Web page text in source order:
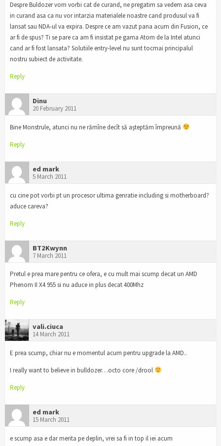
Despre Buldozer vom vorbi cat de curand, ne pregatim sa vedem asa ceva
in curand asa ca nu vor intarzia materialele noastre cand produsul va fi
lansat sau NDA-ul va expira. Despre ce am vazut pana acum din Fusion, ce
ar fi de spus? Ti se pare ca am fi insistat pe gama Atom de la Intel atunci
cand ar fi fost lansata? Solutiile entry-level nu sunt tocmai principalul
nostru subiect de activitate.
Reply
Dinu
20 February 2011
Bine Monstrule, atunci nu ne rămîne decît să aşteptăm împreună
Reply
ed mark
5 March 2011
cu cine pot vorbi pt un procesor ultima genratie including si motherboard?
aduce careva?
Reply
BT2Kwynn
7 March 2011
Pretul e prea mare pentru ce ofera, e cu mult mai scump decat un AMD
Phenom II X4 955 si nu aduce in plus decat 400Mhz
Reply
vali.ciuca
14 March 2011
E prea scump, chiar nu e momentul acum pentru upgrade la AMD..
I really want to believe in bulldozer…octo core /drool
Reply
ed mark
15 March 2011
e scump asa e dar merita pe deplin, vrei sa fi in top il iei acum